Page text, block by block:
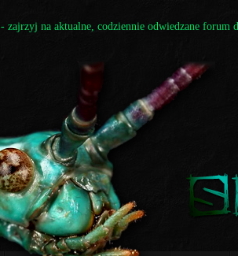
- zajrzyj na aktualne, codziennie odwiedzane forum